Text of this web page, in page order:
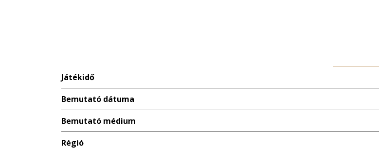
Játékidő
Bemutató dátuma
Bemutató médium
Régió